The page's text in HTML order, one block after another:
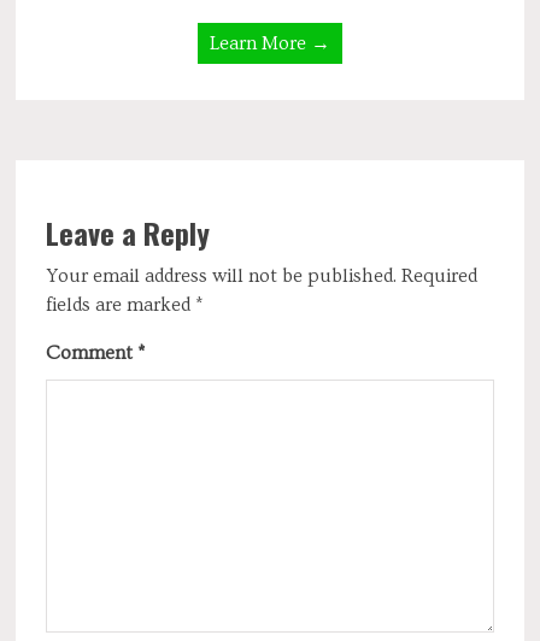
Learn More →
Leave a Reply
Your email address will not be published. Required
fields are marked *
Comment *